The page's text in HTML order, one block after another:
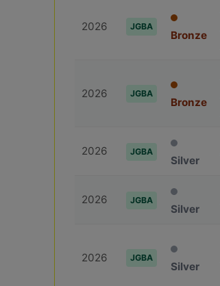
2026 JGBA
Bronze
2026 JGBA
Bronze
2026 JGBA
Silver
2026 JGBA
Silver
2026 JGBA
Silver